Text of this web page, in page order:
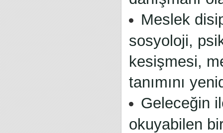
Meslek
sosyoloji,
kesişmesi,
tanımını
Geleceğin
okuyabilen